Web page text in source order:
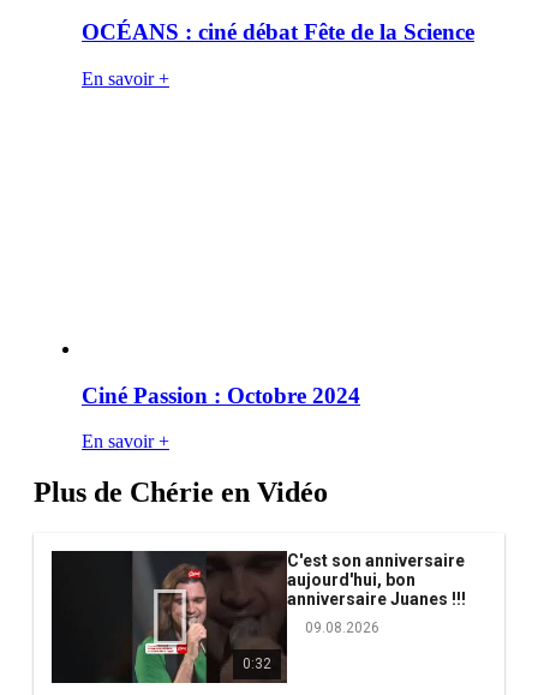
OCÉANS : ciné débat Fête de la Science
En savoir +
Ciné Passion : Octobre 2024
En savoir +
Plus de Chérie en Vidéo
0:32
C'est son anniversaire
aujourd'hui, bon
anniversaire Juanes !!!
09.08.2026